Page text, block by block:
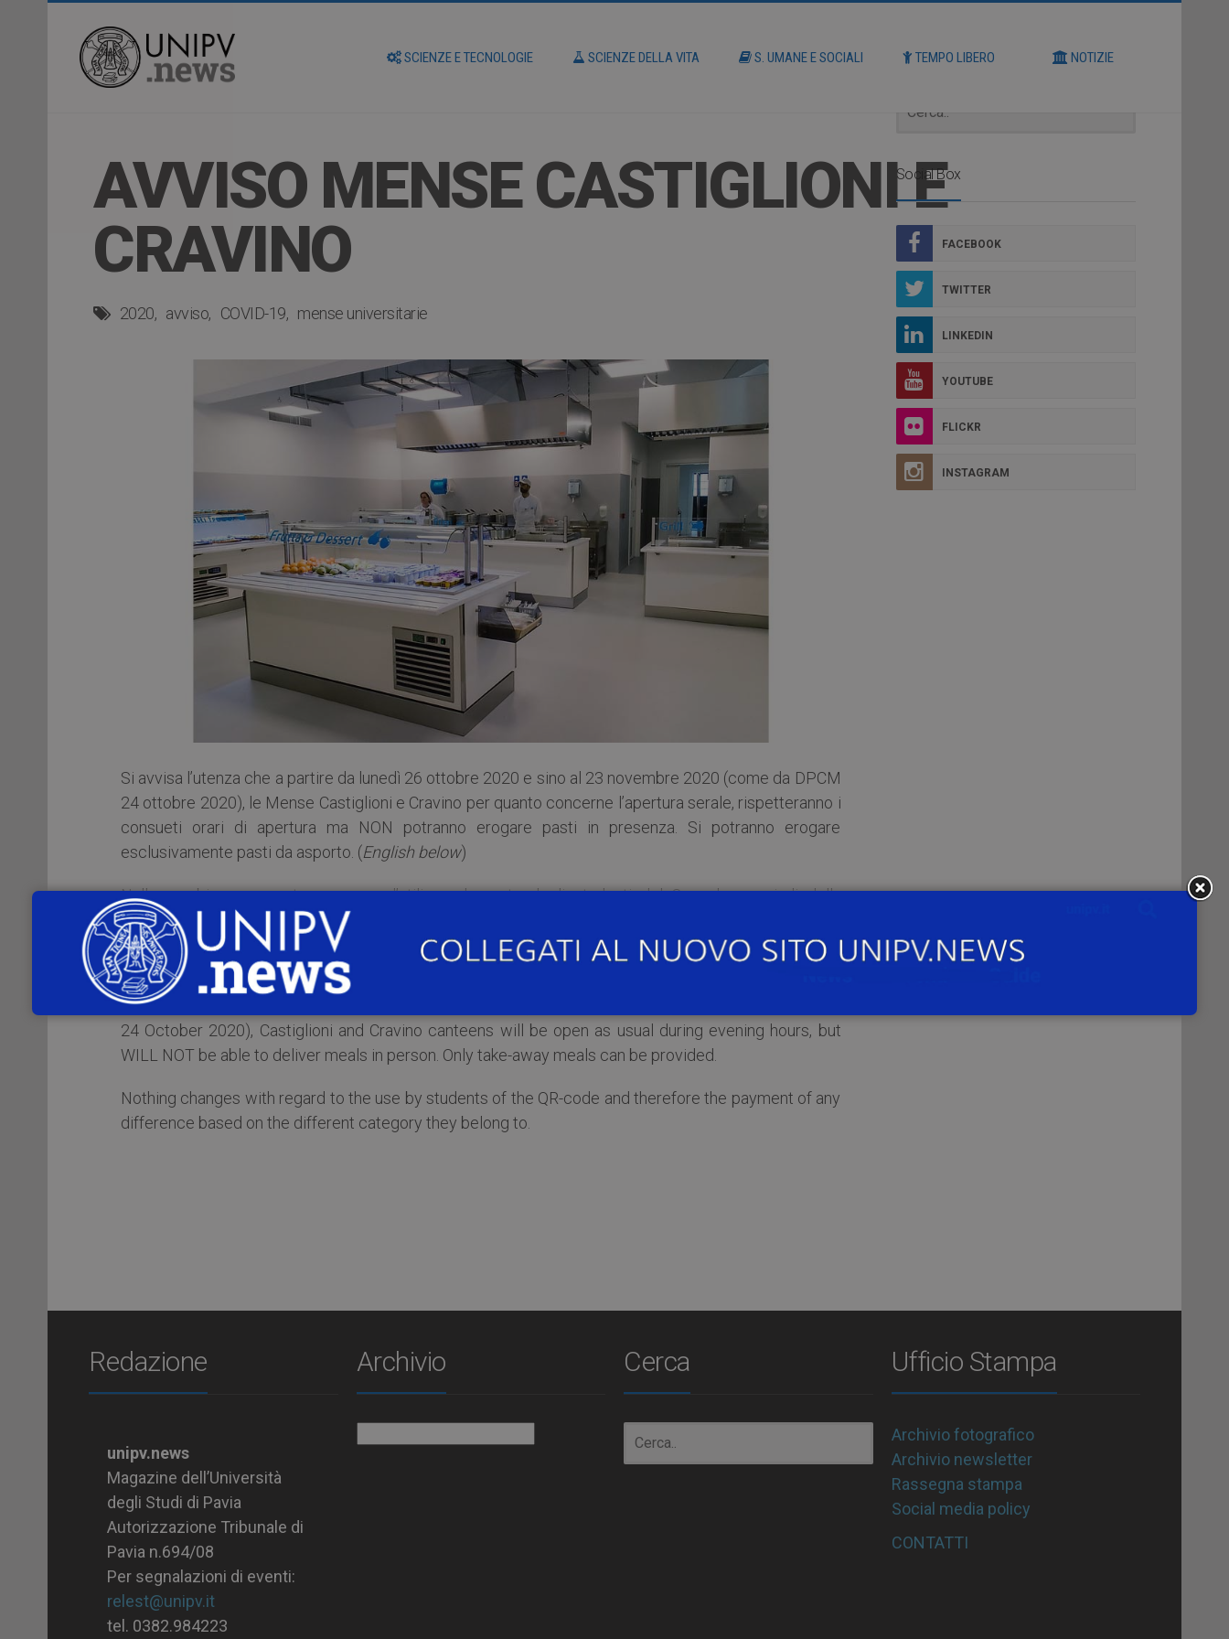
SCIENZE E TECNOLOGIE SCIENZE DELLA VITA S. UMANE E SOCIALI TEMPO LIBERO NOTIZIE
AVVISO MENSE CASTIGLIONI E
CRAVINO
2020 avviso COVID-19 mense universitarie
Si avvisa l’utenza che a partire da lunedì 26 ottobre 2020 e sino al 23 novembre 2020 (come da DPCM
24 ottobre 2020), le Mense Castiglioni e Cravino per quanto concerne l’apertura serale, rispetteranno i
consueti orari di apertura ma NON potranno erogare pasti in presenza. Si potranno erogare
esclusivamente pasti da asporto. (English below)
Nulla cambia per quanto concerne l’utilizzo da parte degli studenti del Qr-code e quindi della
corresponsione dell’eventuale differenza in base alle diverse fasce di appartenenza.
***
From Monday 26 October 2020 until 23 November 2020 (as established by the Government Decree –
24 October 2020), Castiglioni and Cravino canteens will be open as usual during evening hours, but
WILL NOT be able to deliver meals in person. Only take-away meals can be provided.
Nothing changes with regard to the use by students of the QR-code and therefore the payment of any
difference based on the different category they belong to.
Social Box
FACEBOOK
TWITTER
LINKEDIN
YOUTUBE
FLICKR
INSTAGRAM
Redazione
unipv.news
Magazine dell’Università
degli Studi di Pavia
Autorizzazione Tribunale di
Pavia n.694/08
Per segnalazioni di eventi:
relest@unipv.it
tel. 0382.984223
Archivio Cerca Ufficio Stampa
Archivio fotografico
Archivio newsletter
Rassegna stampa
Social media policy
CONTATTI